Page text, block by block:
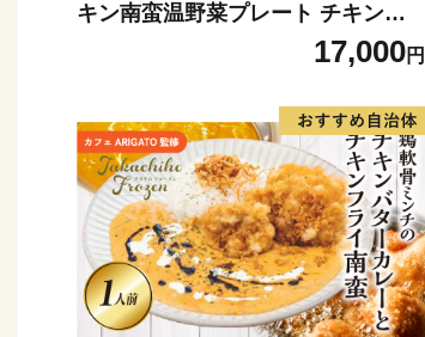
キン南蛮温野菜プレート チキン南
蛮100g＆温野菜80g＆自家製タルタ
ルソース30g×4食セット チキン南蛮
鶏肉 鶏肉料理 タルタルソース 4食
惣菜 おかず 加工品 レンジ調理 レン
チン 簡単調理 お取り寄せ ご当地 グ
ルメ 宮崎県 高千穂町 _Tk005-056
17,000円